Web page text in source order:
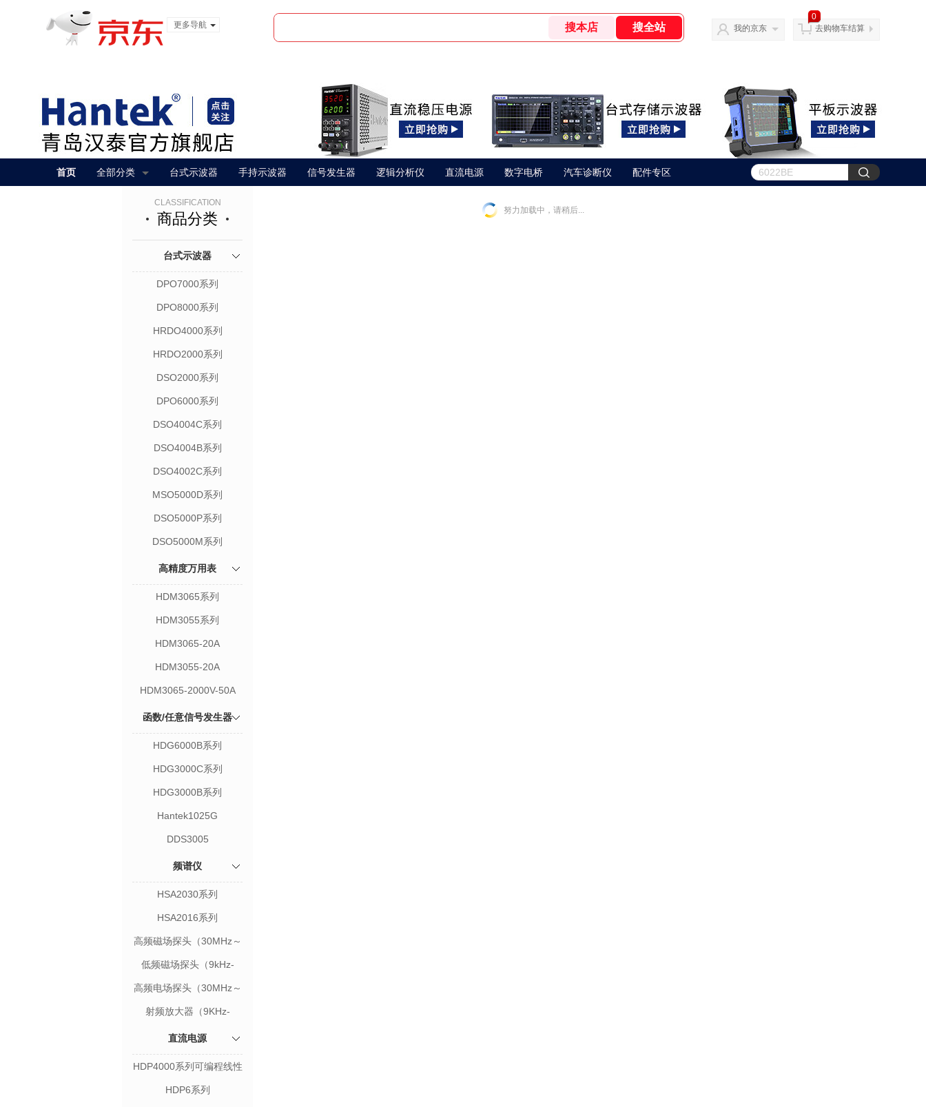
更多导航
我的京东
0
去购物车结算
首页 全部分类 台式示波器 手持示波器 信号发生器 逻辑分析仪 直流电源 数字电桥 汽车诊断仪 配件专区
CLASSIFICATION
商品分类
台式示波器
DPO7000系列
DPO8000系列
HRDO4000系列
HRDO2000系列
DSO2000系列
DPO6000系列
DSO4004C系列
DSO4004B系列
DSO4002C系列
MSO5000D系列
DSO5000P系列
DSO5000M系列
高精度万用表
HDM3065系列
HDM3055系列
HDM3065-20A
HDM3055-20A
HDM3065-2000V-50A
函数/任意信号发生器
HDG6000B系列
HDG3000C系列
HDG3000B系列
Hantek1025G
DDS3005
频谱仪
HSA2030系列
HSA2016系列
高频磁场探头（30MHz～
3GHz）
低频磁场探头（9kHz-
50MHz）
高频电场探头（30MHz～
3GHz）
射频放大器（9KHz-
直流电源
HDP4000系列可编程线性
直流稳压电源
HDP6系列
努力加载中，请稍后...